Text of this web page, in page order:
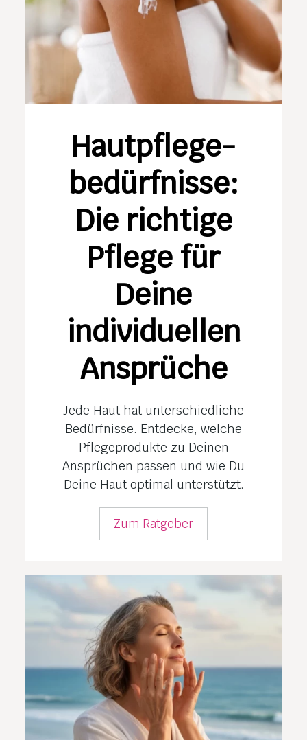
Hautpflege­
bedürfnisse:
Die richtige
Pflege für
Deine
individuellen
Ansprüche
Jede Haut hat unterschiedliche
Bedürfnisse. Entdecke, welche
Pflegeprodukte zu Deinen
Ansprüchen passen und wie Du
Deine Haut optimal unterstützt.
Zum Ratgeber